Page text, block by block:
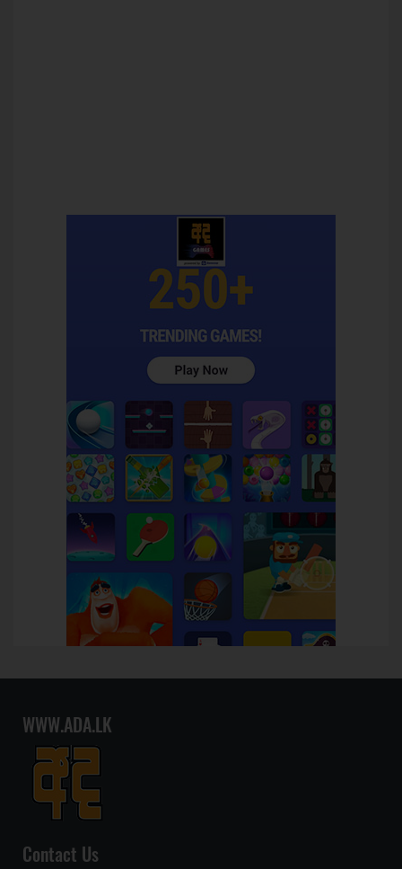
WWW.ADA.LK
Contact Us